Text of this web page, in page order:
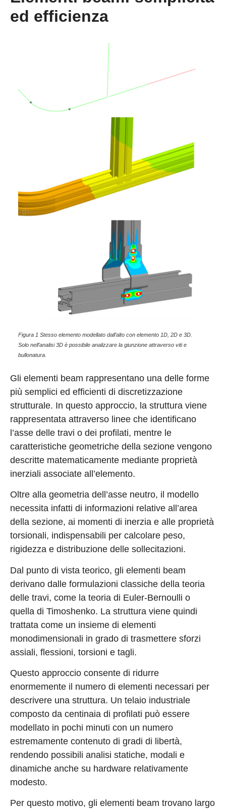
ed efficienza
Figura 1 Stesso elemento modellato dall’alto con elemento 1D, 2D e 3D.
Solo nell’analisi 3D è possibile analizzare la giunzione attraverso viti e
bullonatura.
Gli elementi beam rappresentano una delle forme
più semplici ed efficienti di discretizzazione
strutturale. In questo approccio, la struttura viene
rappresentata attraverso linee che identificano
l’asse delle travi o dei profilati, mentre le
caratteristiche geometriche della sezione vengono
descritte matematicamente mediante proprietà
inerziali associate all’elemento.
Oltre alla geometria dell’asse neutro, il modello
necessita infatti di informazioni relative all’area
della sezione, ai momenti di inerzia e alle proprietà
torsionali, indispensabili per calcolare peso,
rigidezza e distribuzione delle sollecitazioni.
Dal punto di vista teorico, gli elementi beam
derivano dalle formulazioni classiche della teoria
delle travi, come la teoria di Euler-Bernoulli o
quella di Timoshenko. La struttura viene quindi
trattata come un insieme di elementi
monodimensionali in grado di trasmettere sforzi
assiali, flessioni, torsioni e tagli.
Questo approccio consente di ridurre
enormemente il numero di elementi necessari per
descrivere una struttura. Un telaio industriale
composto da centinaia di profilati può essere
modellato in pochi minuti con un numero
estremamente contenuto di gradi di libertà,
rendendo possibili analisi statiche, modali e
dinamiche anche su hardware relativamente
modesto.
Per questo motivo, gli elementi beam trovano largo